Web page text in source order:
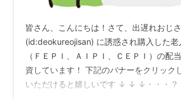
皆さん、こんにちは！さて、出遅れおじ
(id:deokureojisan) に誘惑され購入した老
（ＦＥＰＩ、ＡＩＰＩ、ＣＥＰＩ）の配
資しています！ 下記のバナーをクリック
いただけると嬉しいです ↓ ↓ ↓・・・？